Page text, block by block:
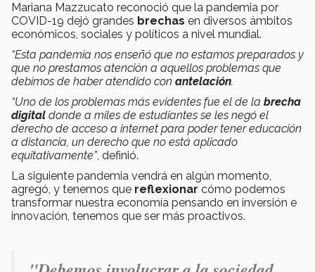
Mariana Mazzucato reconoció que la pandemia por
COVID-19 dejó grandes brechas en diversos ámbitos
económicos, sociales y políticos a nivel mundial.
“Esta pandemia nos enseñó que no estamos preparados y
que no prestamos atención a aquellos problemas que
debimos de haber atendido con antelación.
“Uno de los problemas más evidentes fue el de la brecha
digital donde a miles de estudiantes se les negó el
derecho de acceso a internet para poder tener educación
a distancia, un derecho que no está aplicado
equitativamente”, definió.
La siguiente pandemia vendrá en algún momento,
agregó, y tenemos que reflexionar cómo podemos
transformar nuestra economía pensando en inversión e
innovación, tenemos que ser más proactivos.